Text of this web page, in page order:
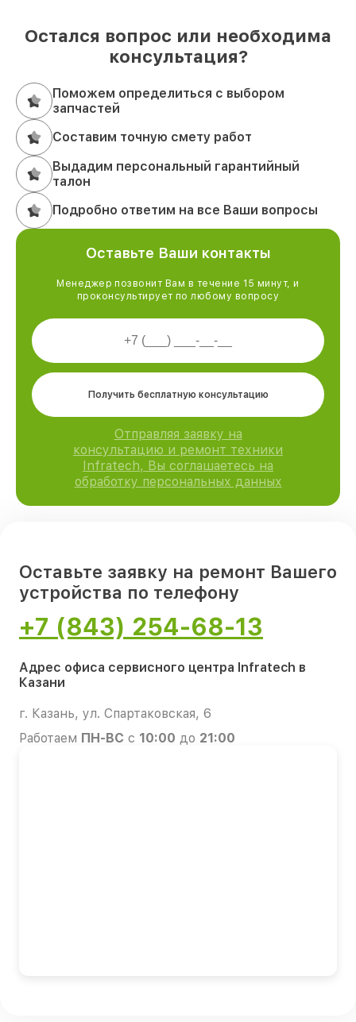
Остался вопрос или необходима
консультация?
Поможем определиться с выбором
запчастей
Составим точную смету работ
Выдадим персональный гарантийный
талон
Подробно ответим на все Ваши вопросы
Оставьте Ваши контакты
Менеджер позвонит Вам в течение 15 минут, и
проконсультирует по любому вопросу
Получить бесплатную консультацию
Отправляя заявку на
консультацию и ремонт техники
Infratech, Вы соглашаетесь на
обработку персональных данных
Оставьте заявку на ремонт Вашего
устройства по телефону
+7 (843) 254-68-13
Адрес офиса сервисного центра Infratech в
Казани
г. Казань, ул. Спартаковская, 6
Работаем ПН-ВС с 10:00 до 21:00